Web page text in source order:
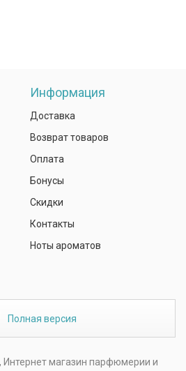
Информация
Доставка
Возврат товаров
Оплата
Бонусы
Скидки
Контакты
Ноты ароматов
Полная версия
магазин парфюмерии и